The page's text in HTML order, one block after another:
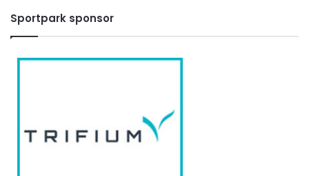
Sportpark sponsor